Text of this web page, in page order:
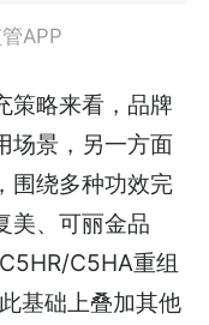
APP
策略来看，品牌
场景，另一方面
围绕多种功效完
美、可丽金品
C5HA重组
基础上叠加其他